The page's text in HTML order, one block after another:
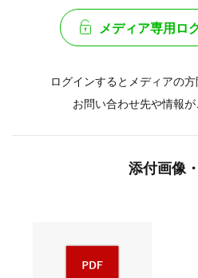
メディア専用ロ
ログインするとメディアの
お問い合わせ先や情報
添付画像